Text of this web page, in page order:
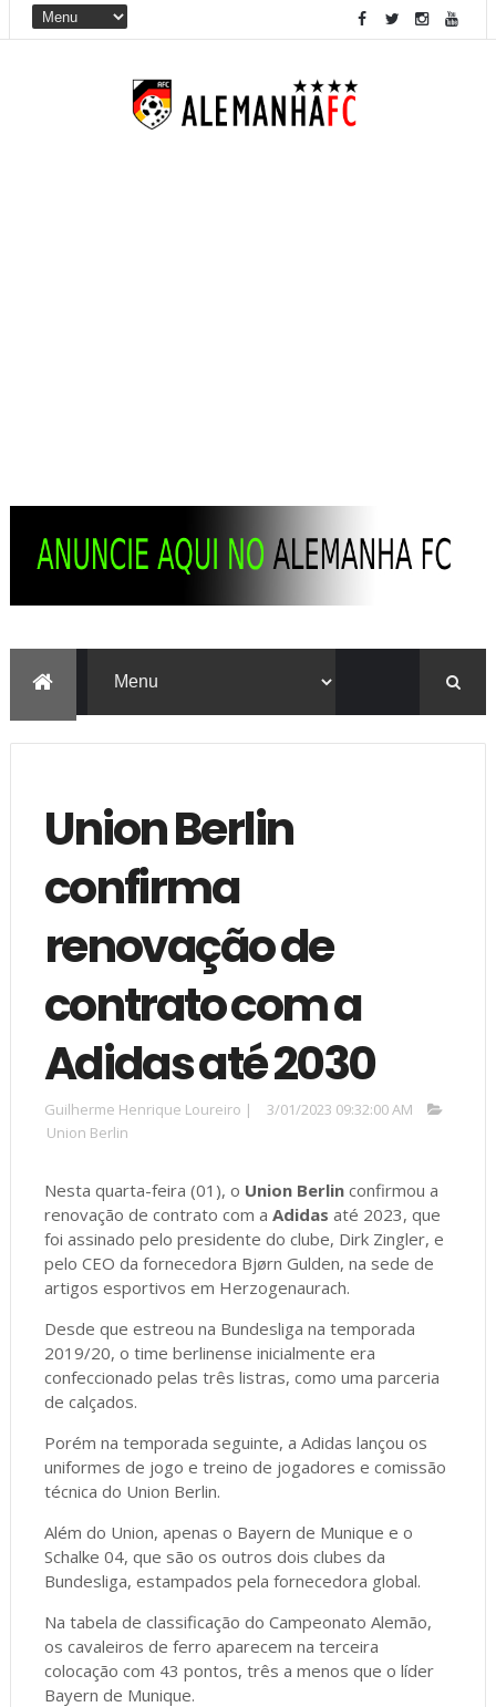
Union Berlin
confirma
renovação de
contrato com a
Adidas até 2030
Guilherme Henrique Loureiro |
3/01/2023 09:32:00 AM
Union Berlin
Nesta quarta-feira (01), o Union Berlin confirmou a
renovação de contrato com a Adidas até 2023, que
foi assinado pelo presidente do clube, Dirk Zingler, e
pelo CEO da fornecedora Bjørn Gulden, na sede de
artigos esportivos em Herzogenaurach.
Desde que estreou na Bundesliga na temporada
2019/20, o time berlinense inicialmente era
confeccionado pelas três listras, como uma parceria
de calçados.
Porém na temporada seguinte, a Adidas lançou os
uniformes de jogo e treino de jogadores e comissão
técnica do Union Berlin.
Além do Union, apenas o Bayern de Munique e o
Schalke 04, que são os outros dois clubes da
Bundesliga, estampados pela fornecedora global.
Na tabela de classificação do Campeonato Alemão,
os cavaleiros de ferro aparecem na terceira
colocação com 43 pontos, três a menos que o líder
Bayern de Munique.